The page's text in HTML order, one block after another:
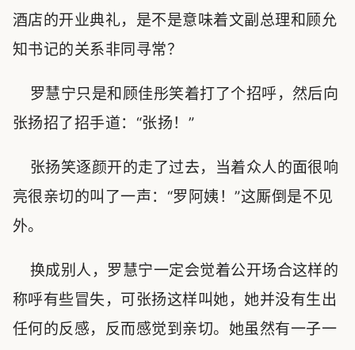
酒店的开业典礼，是不是意味着文副总理和顾允
知书记的关系非同寻常？
罗慧宁只是和顾佳彤笑着打了个招呼，然后向
张扬招了招手道：“张扬！”
张扬笑逐颜开的走了过去，当着众人的面很响
亮很亲切的叫了一声：“罗阿姨！”这厮倒是不见
外。
换成别人，罗慧宁一定会觉着公开场合这样的
称呼有些冒失，可张扬这样叫她，她并没有生出
任何的反感，反而感觉到亲切。她虽然有一子一